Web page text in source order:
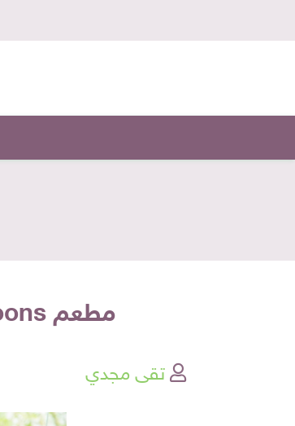
مطعم Two Spoons بيعمل الوجبة تكفي فردين «علشان متفطرش لوحدك»
تقى مجدي